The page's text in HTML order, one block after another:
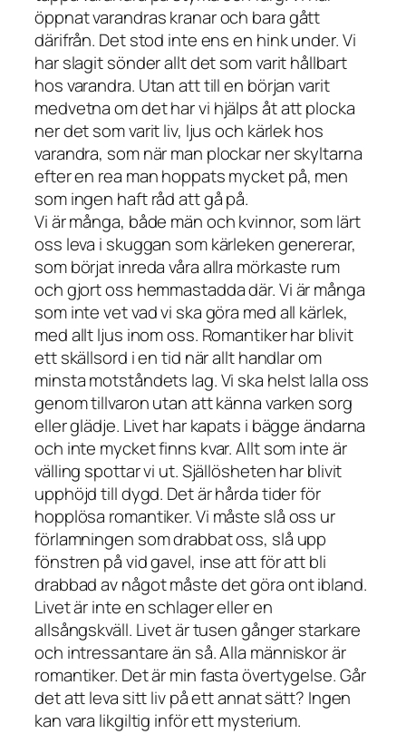
öppnat varandras kranar och bara gått
därifrån. Det stod inte ens en hink under. Vi
har slagit sönder allt det som varit hållbart
hos varandra. Utan att till en början varit
medvetna om det har vi hjälps åt att plocka
ner det som varit liv, ljus och kärlek hos
varandra, som när man plockar ner skyltarna
efter en rea man hoppats mycket på, men
som ingen haft råd att gå på.
Vi är många, både män och kvinnor, som lärt
oss leva i skuggan som kärleken genererar,
som börjat inreda våra allra mörkaste rum
och gjort oss hemmastadda där. Vi är många
som inte vet vad vi ska göra med all kärlek,
med allt ljus inom oss. Romantiker har blivit
ett skällsord i en tid när allt handlar om
minsta motståndets lag. Vi ska helst lalla oss
genom tillvaron utan att känna varken sorg
eller glädje. Livet har kapats i bägge ändarna
och inte mycket finns kvar. Allt som inte är
välling spottar vi ut. Själlösheten har blivit
upphöjd till dygd. Det är hårda tider för
hopplösa romantiker. Vi måste slå oss ur
förlamningen som drabbat oss, slå upp
fönstren på vid gavel, inse att för att bli
drabbad av något måste det göra ont ibland.
Livet är inte en schlager eller en
allsångskväll. Livet är tusen gånger starkare
och intressantare än så. Alla människor är
romantiker. Det är min fasta övertygelse. Går
det att leva sitt liv på ett annat sätt? Ingen
kan vara likgiltig inför ett mysterium.